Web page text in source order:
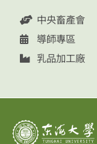
中央畜產會
導師專區
乳品加工廠